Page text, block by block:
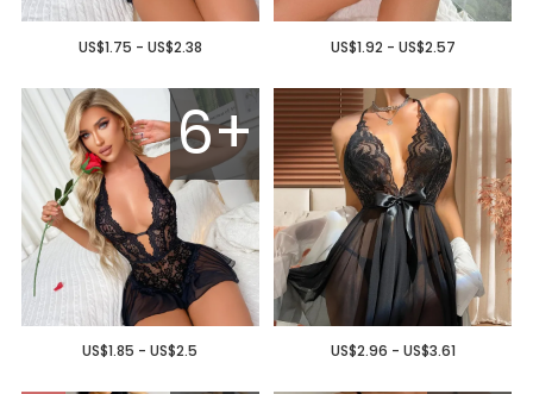
US$1.75 - US$2.38 US$1.92 - US$2.57
6+
US$1.85 - US$2.5 US$2.96 - US$3.61